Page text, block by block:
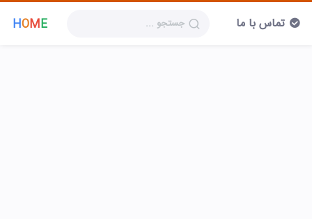
HOME تماس با ما